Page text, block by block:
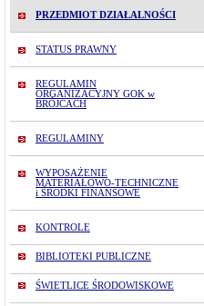
PRZEDMIOT DZIAŁALNOŚCI
STATUS PRAWNY
REGULAMIN
ORGANIZACYJNY GOK w
BRÓJCACH
REGULAMINY
WYPOSAŻENIE
MATERIAŁOWO-TECHNICZNE
i ŚRODKI FINANSOWE
KONTROLE
BIBLIOTEKI PUBLICZNE
ŚWIETLICE ŚRODOWISKOWE